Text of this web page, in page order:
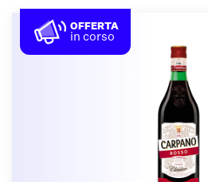
OFFERTA
in corso